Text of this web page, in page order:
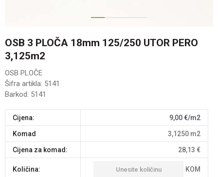
OSB 3 PLOČA 18mm 125/250 UTOR PERO
3,125m2
OSB PLOČE
Šifra artikla: 5141
Barkod: 5141
Cijena: 9,00€/m2
komad 3,1250 m2
Cijena za komad: 28,13 €
Količina: KOM